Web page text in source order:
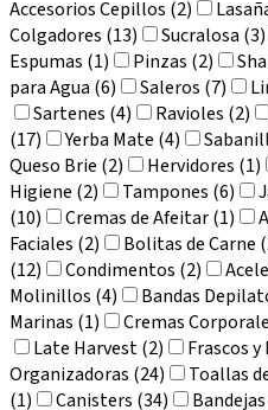
Accesorios Cepillos (2)
Colgadores (13)
Sucralosa (3)
Espumas (1)
Pinzas (2)
para Agua (6)
Saleros (7)
Sartenes (4)
Ravioles (2)
(17)
Yerba Mate (4)
Queso Brie (2)
Hervidores (1)
Higiene (2)
Tampones (6)
(10)
Cremas de Afeitar (1)
Faciales (2)
Bolitas de Carne
(12)
Condimentos (2)
Molinillos (4)
Bandas
Marinas (1)
Cremas
Late Harvest (2)
Frascos
Organizadoras (24)
Toallas
(1)
Canisters (34)